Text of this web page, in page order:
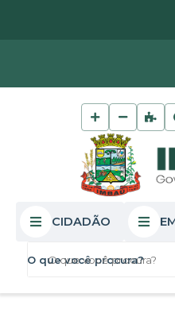
O que você procura?
CIDADÃO